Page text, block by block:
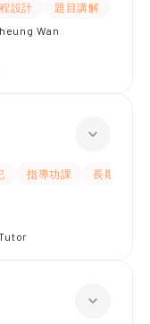
設計 題目講解
Wan
指導功課
長期補習